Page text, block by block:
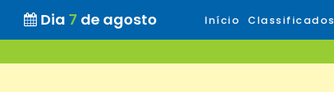
Dia 7 de agosto Início Classificados